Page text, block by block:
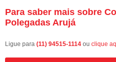
Para saber mais sobre
Polegadas Arujá
Ligue para (11) 94515-1114 ou clique